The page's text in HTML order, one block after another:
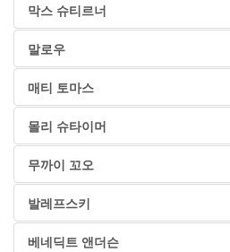
막스 슈티르너
말로우
매티 토마스
몰리 슈타이머
무까이 꼬오
발레프스키
베네딕트 앤더슨